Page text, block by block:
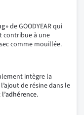
» de GOODYEAR qui
contribue à une
comme mouillée.
intègre la
de résine dans le
l’adhérence.